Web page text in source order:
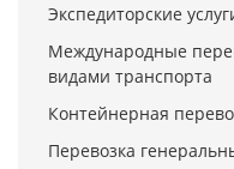
Экспедиторские
Международные
видами транспорта
Контейнерная
Перевозка